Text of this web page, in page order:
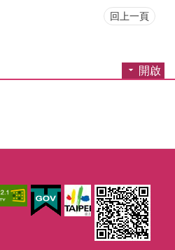
回上一頁
開啟